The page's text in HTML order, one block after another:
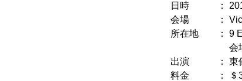
日時 ： 2016
会場 ：
所在地 ： 9
会場
出演 ： 東儀
料金 ： ＄38